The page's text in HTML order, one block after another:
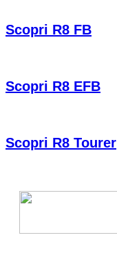
Scopri R8 FB
Scopri R8 EFB
Scopri R8 Tourer